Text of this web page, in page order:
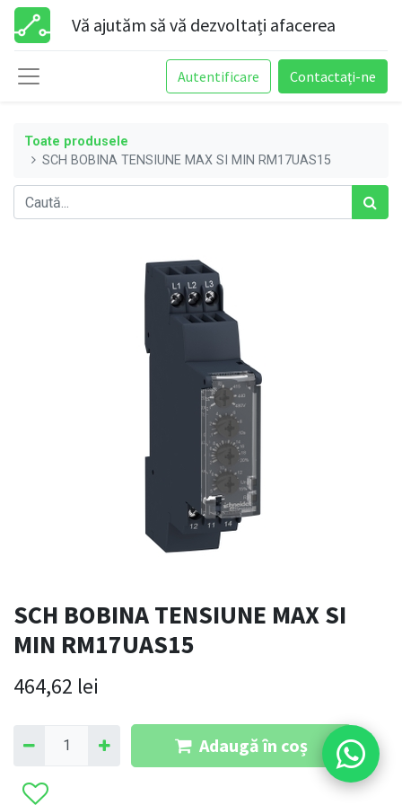
Vă ajutăm să vă dezvoltați afacerea
Autentificare Contactați-ne
Toate produsele
SCH BOBINA TENSIUNE MAX SI MIN RM17UAS15
SCH BOBINA TENSIUNE MAX SI
MIN RM17UAS15
464,62 lei
Adaugă în coș